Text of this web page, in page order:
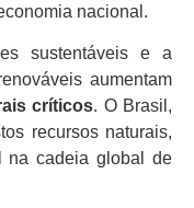
nacional.
sustentáveis e a
aumentam
críticos. O Brasil,
recursos naturais,
na cadeia global de